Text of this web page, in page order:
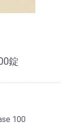
錠
100